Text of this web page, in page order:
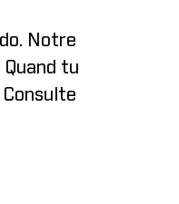
Notre
tu